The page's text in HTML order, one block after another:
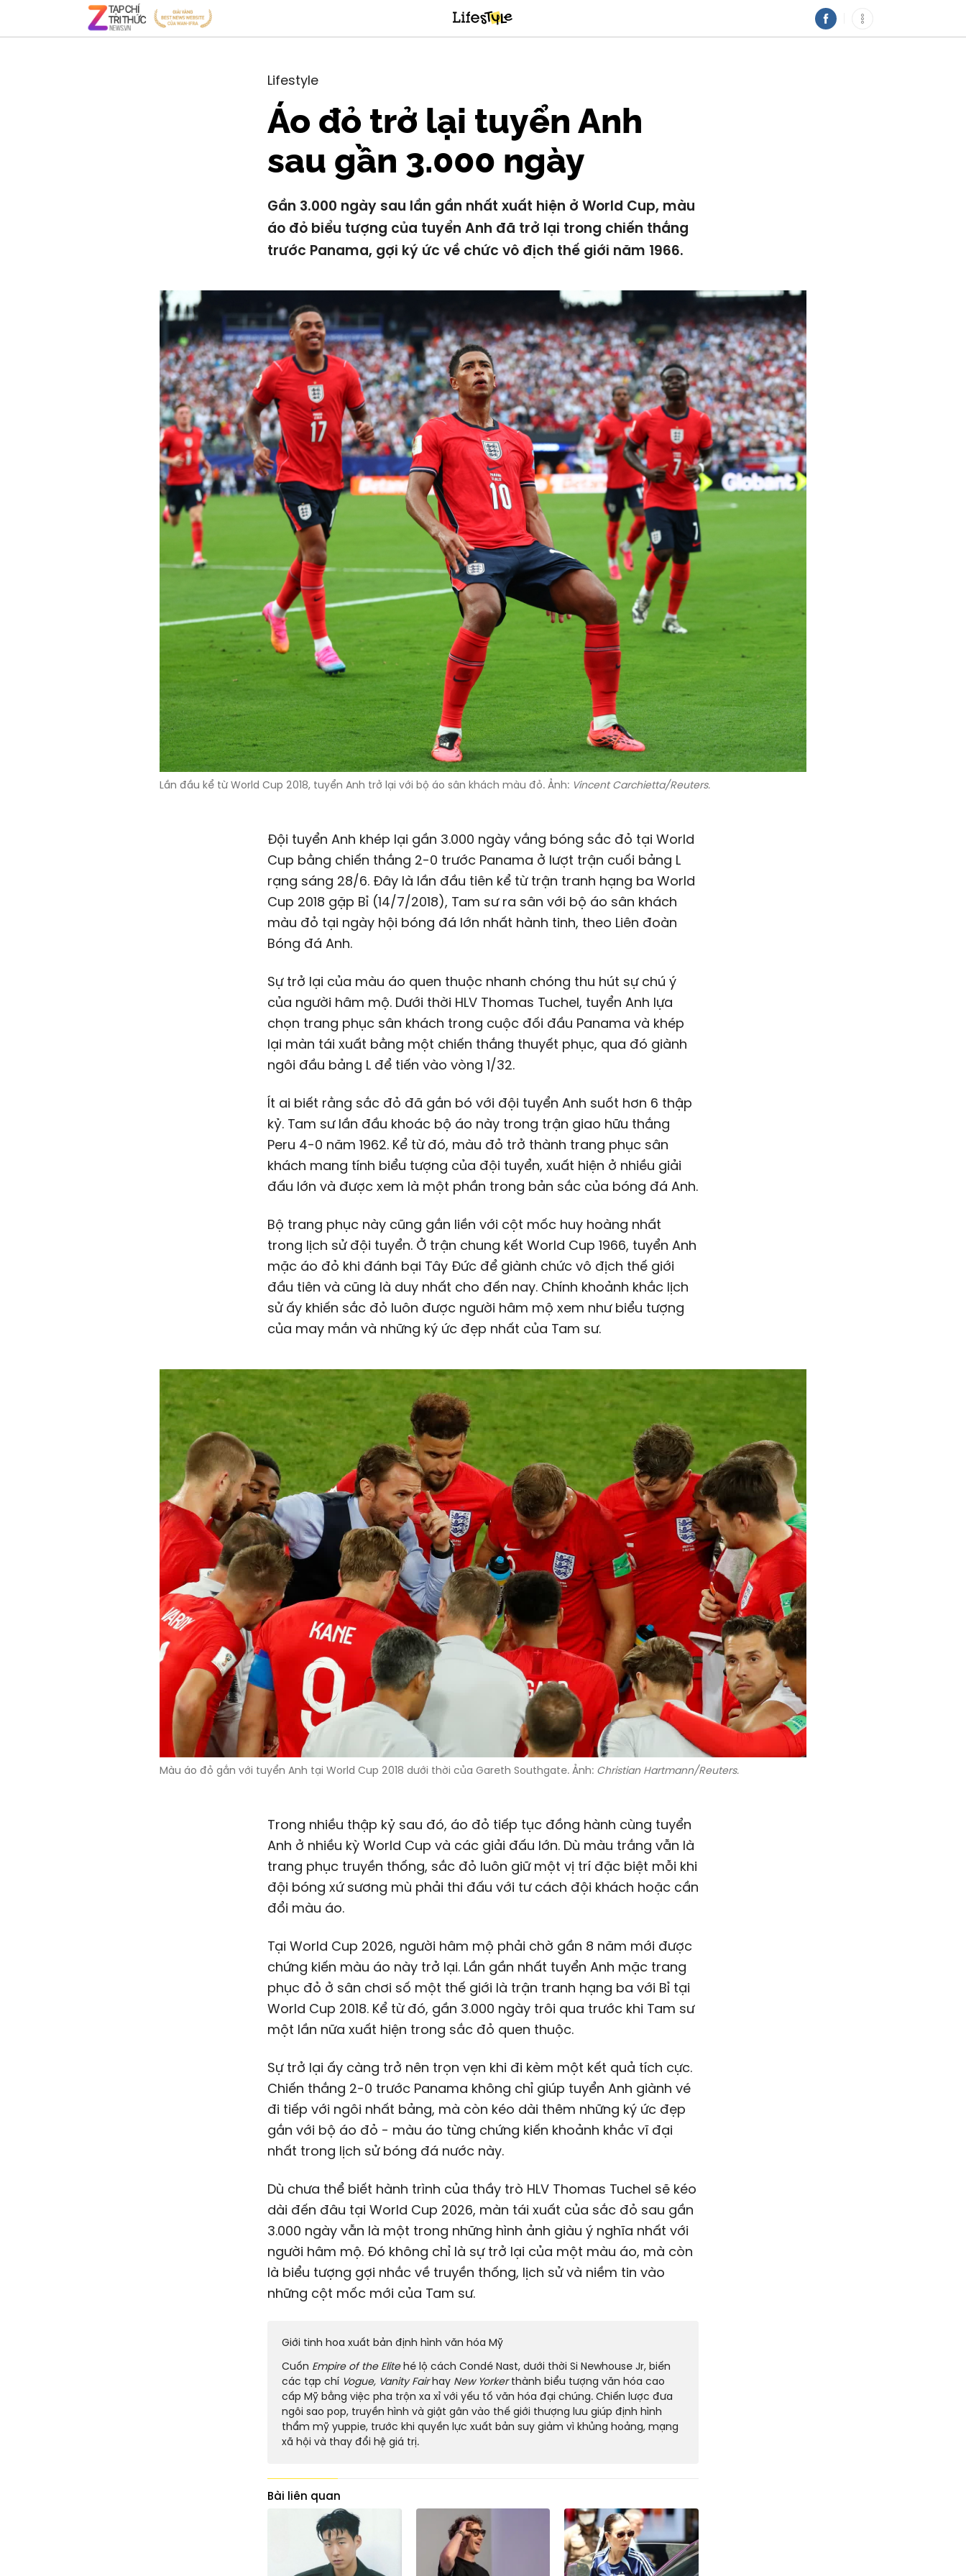
Lifestyle
Áo đỏ trở lại tuyển Anh
sau gần 3.000 ngày
Gần 3.000 ngày sau lần gần nhất xuất hiện ở World Cup, màu
áo đỏ biểu tượng của tuyển Anh đã trở lại trong chiến thắng
trước Panama, gợi ký ức về chức vô địch thế giới năm 1966.
Lần đầu kể từ World Cup 2018, tuyển Anh trở lại với bộ áo sân khách màu đỏ. Ảnh: Vincent Carchietta/Reuters.
Đội tuyển Anh khép lại gần 3.000 ngày vắng bóng sắc đỏ tại World
Cup bằng chiến thắng 2-0 trước Panama ở lượt trận cuối bảng L
rạng sáng 28/6. Đây là lần đầu tiên kể từ trận tranh hạng ba World
Cup 2018 gặp Bỉ (14/7/2018), Tam sư ra sân với bộ áo sân khách
màu đỏ tại ngày hội bóng đá lớn nhất hành tinh, theo Liên đoàn
Bóng đá Anh.
Sự trở lại của màu áo quen thuộc nhanh chóng thu hút sự chú ý
của người hâm mộ. Dưới thời HLV Thomas Tuchel, tuyển Anh lựa
chọn trang phục sân khách trong cuộc đối đầu Panama và khép
lại màn tái xuất bằng một chiến thắng thuyết phục, qua đó giành
ngôi đầu bảng L để tiến vào vòng 1/32.
Ít ai biết rằng sắc đỏ đã gắn bó với đội tuyển Anh suốt hơn 6 thập
kỷ. Tam sư lần đầu khoác bộ áo này trong trận giao hữu thắng
Peru 4-0 năm 1962. Kể từ đó, màu đỏ trở thành trang phục sân
khách mang tính biểu tượng của đội tuyển, xuất hiện ở nhiều giải
đấu lớn và được xem là một phần trong bản sắc của bóng đá Anh.
Bộ trang phục này cũng gắn liền với cột mốc huy hoàng nhất
trong lịch sử đội tuyển. Ở trận chung kết World Cup 1966, tuyển Anh
mặc áo đỏ khi đánh bại Tây Đức để giành chức vô địch thế giới
đầu tiên và cũng là duy nhất cho đến nay. Chính khoảnh khắc lịch
sử ấy khiến sắc đỏ luôn được người hâm mộ xem như biểu tượng
của may mắn và những ký ức đẹp nhất của Tam sư.
Màu áo đỏ gắn với tuyển Anh tại World Cup 2018 dưới thời của Gareth Southgate. Ảnh: Christian Hartmann/Reuters.
Trong nhiều thập kỷ sau đó, áo đỏ tiếp tục đồng hành cùng tuyển
Anh ở nhiều kỳ World Cup và các giải đấu lớn. Dù màu trắng vẫn là
trang phục truyền thống, sắc đỏ luôn giữ một vị trí đặc biệt mỗi khi
đội bóng xứ sương mù phải thi đấu với tư cách đội khách hoặc cần
đổi màu áo.
Tại World Cup 2026, người hâm mộ phải chờ gần 8 năm mới được
chứng kiến màu áo này trở lại. Lần gần nhất tuyển Anh mặc trang
phục đỏ ở sân chơi số một thế giới là trận tranh hạng ba với Bỉ tại
World Cup 2018. Kể từ đó, gần 3.000 ngày trôi qua trước khi Tam sư
một lần nữa xuất hiện trong sắc đỏ quen thuộc.
Sự trở lại ấy càng trở nên trọn vẹn khi đi kèm một kết quả tích cực.
Chiến thắng 2-0 trước Panama không chỉ giúp tuyển Anh giành vé
đi tiếp với ngôi nhất bảng, mà còn kéo dài thêm những ký ức đẹp
gắn với bộ áo đỏ - màu áo từng chứng kiến khoảnh khắc vĩ đại
nhất trong lịch sử bóng đá nước này.
Dù chưa thể biết hành trình của thầy trò HLV Thomas Tuchel sẽ kéo
dài đến đâu tại World Cup 2026, màn tái xuất của sắc đỏ sau gần
3.000 ngày vẫn là một trong những hình ảnh giàu ý nghĩa nhất với
người hâm mộ. Đó không chỉ là sự trở lại của một màu áo, mà còn
là biểu tượng gợi nhắc về truyền thống, lịch sử và niềm tin vào
những cột mốc mới của Tam sư.
Giới tinh hoa xuất bản định hình văn hóa Mỹ
Cuốn Empire of the Elitehé lộ cách Condé Nast, dưới thời Si Newhouse Jr, biến
các tạp chí Vogue, Vanity Fairhay New Yorkerthành biểu tượng văn hóa cao
cấp Mỹ bằng việc pha trộn xa xỉ với yếu tố văn hóa đại chúng. Chiến lược đưa
ngôi sao pop, truyền hình và giật gân vào thế giới thượng lưu giúp định hình
thẩm mỹ yuppie, trước khi quyền lực xuất bản suy giảm vì khủng hoảng, mạng
xã hội và thay đổi hệ giá trị.
Bài liên quan